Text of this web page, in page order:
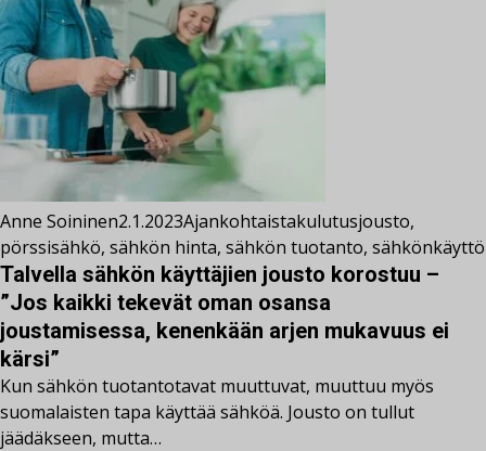
Anne Soininen2.1.2023Ajankohtaistakulutusjousto,
pörssisähkö, sähkön hinta, sähkön tuotanto, sähkönkäyttö
Talvella sähkön käyttäjien jousto korostuu –
”Jos kaikki tekevät oman osansa
joustamisessa, kenenkään arjen mukavuus ei
kärsi”
Kun sähkön tuotantotavat muuttuvat, muuttuu myös
suomalaisten tapa käyttää sähköä. Jousto on tullut
jäädäkseen, mutta…